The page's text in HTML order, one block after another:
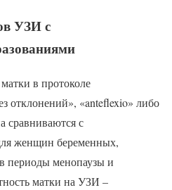
УЗИ с
в протоколе
отклонений», «anteflexio» либо
сравниваются с
женщин беременных,
периоды менопаузы и
матки на УЗИ –